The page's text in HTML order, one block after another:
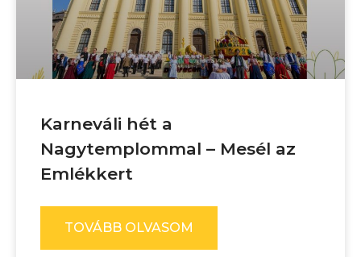
Karneváli hét a
Nagytemplommal – Mesél az
Emlékkert
TOVÁBB OLVASOM